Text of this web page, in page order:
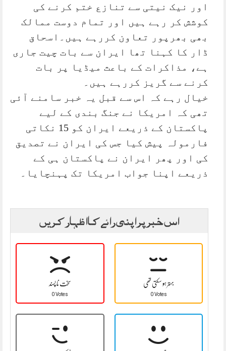
اور نیک نیتی سے تنازع ختم کرنے کی
کوشش کر رہے ہیں اور تمام دوست ممالک
بھی بھرپور تعاون کررہے ہیں۔اسحاق
ڈار کا کہنا تھا ایران سے بات چیت جاری
ہے، مذاکرات کے باعث میڈیا پر بات
کرنے سے گریز کررہے ہیں۔
خیال رہے کہ اس سے قبل یہ خبر سامنے آئی
تھی کہ امریکا نے جنگ بندی کے لیے
پاکستان کے ذریعے ایران کو 15 نکاتی
فارمولہ پیش کیا جس کی ایران نے تصدیق
کی اور پھر ایران نے پاکستان ہی کے
ذریعے اپنا جواب امریکا تک پہنچایا۔
اس خبر پر اپنی رائے کا اظہار کریں
سخت نا پسند
0 Votes
بہتر ہو سکتی تھی
0 Votes